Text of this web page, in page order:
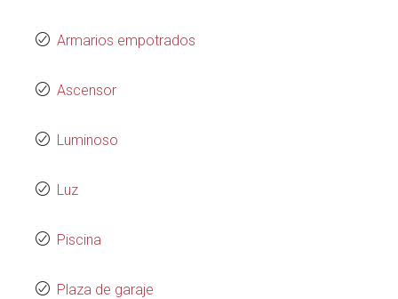
Armarios empotrados
Ascensor
Luminoso
Luz
Piscina
Plaza de garaje